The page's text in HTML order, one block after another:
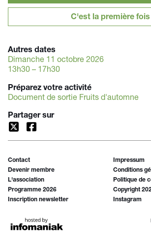
C'est la première fois
Autres dates
Dimanche 11 octobre 2026
13h30 – 17h30
Préparez votre activité
Document de sortie Fruits d'automne
Partager sur
Contact
Devenir membre
L'association
Programme 2026
Inscription newsletter
Impressum
Conditions
Politique de
Copyright
Instagram